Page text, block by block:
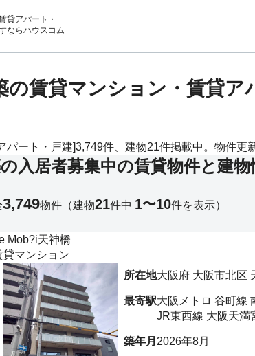
貸アパート・
ならハウスコム
の賃貸マンション・賃貸ア
ート・戸建]3,749件、建物21件掲載中。物件更
入居者募集中の賃貸物件と建物
Mob?i天神橋
貸マンション
所在地大阪府 大阪市北区
最寄駅大阪メトロ 谷町線
JR東西線 大阪天満
築年月 2026年8月
3,749物件 （建物21件中 1〜10件を表示）